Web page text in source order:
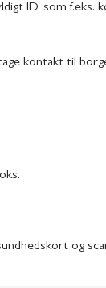
ID, som f.eks.
kontakt til
og